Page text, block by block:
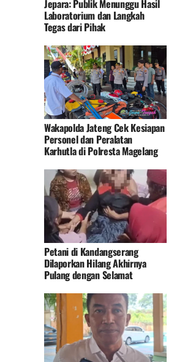
Jepara: Publik Menunggu Hasil
Laboratorium dan Langkah
Tegas dari Pihak
Wakapolda Jateng Cek Kesiapan
Personel dan Peralatan
Karhutla di Polresta Magelang
Petani di Kandangserang
Dilaporkan Hilang Akhirnya
Pulang dengan Selamat